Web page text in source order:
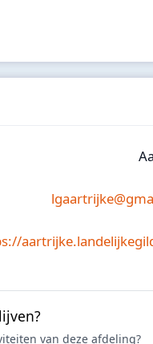
van deze afdeling?